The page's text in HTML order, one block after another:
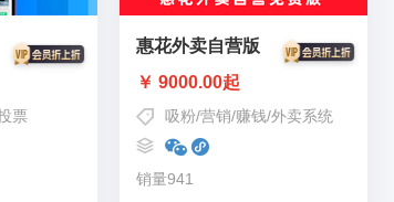
票
惠花外卖自营版
￥ 9000.00起
吸粉/营销/赚钱/外卖系统
销量941